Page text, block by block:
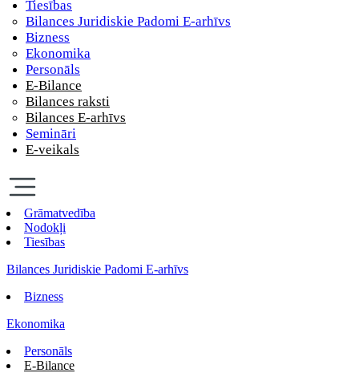
Tiesības
Bilances Juridiskie Padomi E-arhīvs
Bizness
Ekonomika
Personāls
E-Bilance
Bilances raksti
Bilances E-arhīvs
Semināri
E-veikals
Grāmatvedība
Nodokļi
Tiesības
Bilances Juridiskie Padomi E-arhīvs
Bizness
Ekonomika
Personāls
E-Bilance